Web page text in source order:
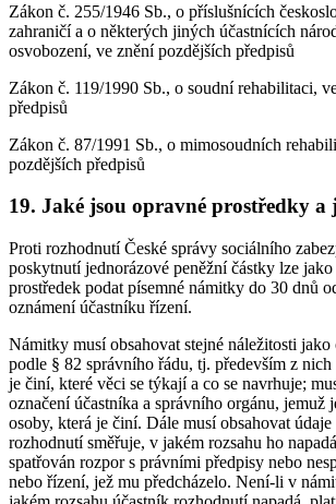
Zákon č. 255/1946 Sb., o příslušnících
zahraničí a o některých jiných účastnících
osvobození, ve znění pozdějších předpisů
Zákon č. 119/1990 Sb., o soudní rehabilitaci,
předpisů
Zákon č. 87/1991 Sb., o mimosoudních
pozdějších předpisů
19. Jaké jsou opravné prostředky
Proti rozhodnutí České správy sociálního
poskytnutí jednorázové peněžní částky lze
prostředek podat písemné námitky do 30 dnů
oznámení účastníku řízení.
Námitky musí obsahovat stejné náležitosti
podle § 82 správního řádu, tj. především z
je činí, které věci se týkají a co se navrhuje;
označení účastníka a správního orgánu, jemuž
osoby, která je činí. Dále musí obsahovat
rozhodnutí směřuje, v jakém rozsahu ho
spatřován rozpor s právními předpisy nebo
nebo řízení, jež mu předcházelo. Není-li v